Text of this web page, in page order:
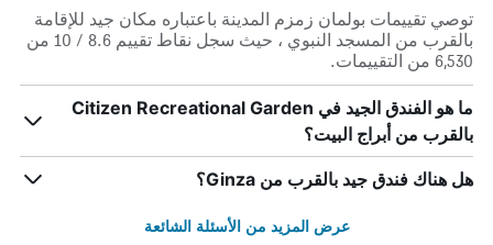
توصي تقييمات بولمان زمزم المدينة باعتباره مكان جيد للإقامة
بالقرب من المسجد النبوي ، حيث سجل نقاط تقييم 8.6 / 10 من
6,530 من التقييمات.
ما هو الفندق الجيد في Citizen Recreational Garden
بالقرب من أبراج البيت؟
هل هناك فندق جيد بالقرب من Ginza؟
عرض المزيد من الأسئلة الشائعة